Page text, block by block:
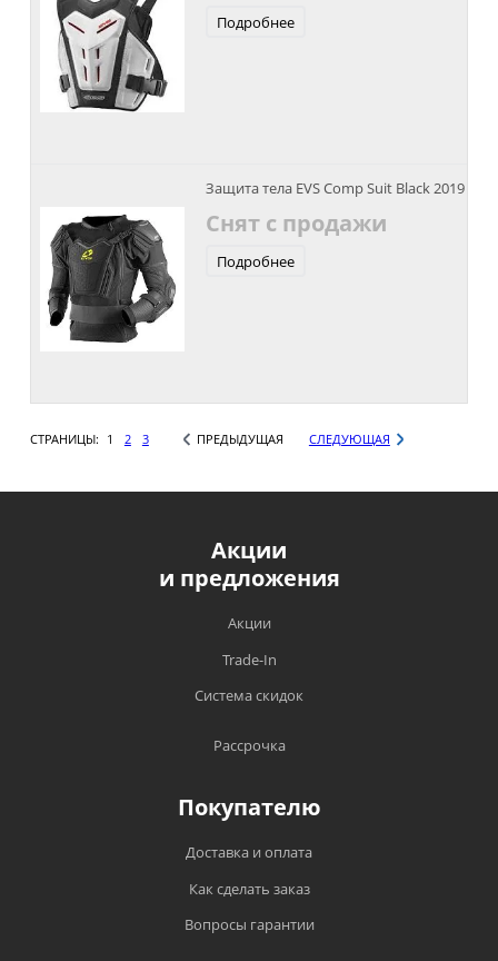
Подробнее
Защита тела EVS Comp Suit Black 2019
Снят с продажи
Подробнее
СТРАНИЦЫ: 1 2 3 ПРЕДЫДУЩАЯ СЛЕДУЮЩАЯ
Акции
и предложения
Акции
Trade-In
Система скидок
Рассрочка
Покупателю
Доставка и оплата
Как сделать заказ
Вопросы гарантии